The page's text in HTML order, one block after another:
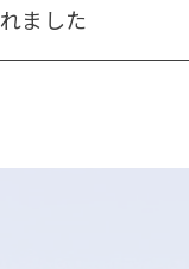
れました